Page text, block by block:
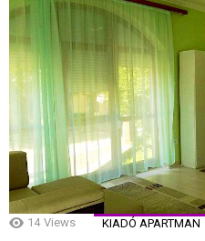
14 Views KIADÓ APARTMAN